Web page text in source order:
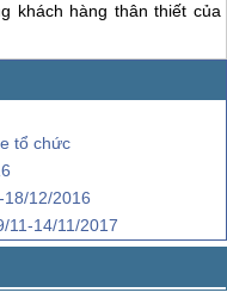
khách hàng thân thiết của
tổ chức
12/2016
11-14/11/2017